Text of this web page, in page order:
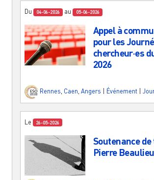
Du 04-06-2026 au 05-06-2026
Appel à
pour les
chercheur·es
2026
Rennes Caen Angers Événement
Le 26-05-2026
Soutenance de
Pierre Beaulieu